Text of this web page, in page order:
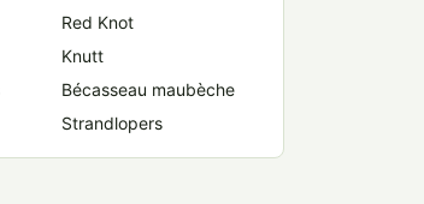
Red Knot
Knutt
Bécasseau maubèche
Strandlopers